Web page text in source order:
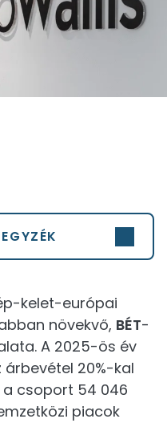
kelet-európai
növekvő, BÉT-
A 2025-ös év
20%-kal
csoport 54 046
piacok